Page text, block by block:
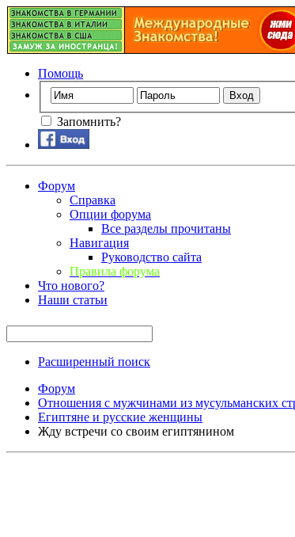
Помощь
Запомнить?
Форум
Справка
Опции форума
Все разделы прочитаны
Навигация
Руководство сайта
Правила форума
Что нового?
Наши статьи
Расширенный поиск
Форум
Отношения с мужчинами из мусульманских
Египтяне и русские женщины
Жду встречи со своим египтянином